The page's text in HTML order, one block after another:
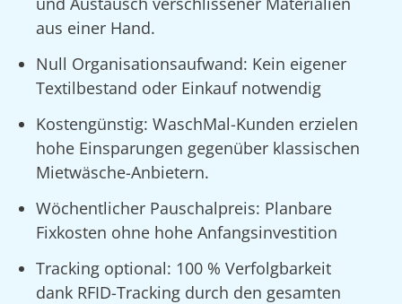
aus einer Hand.
Null Organisationsaufwand: Kein eigener
Textilbestand oder Einkauf notwendig
Kostengünstig: WaschMal-Kunden erzielen
hohe Einsparungen gegenüber klassischen
Mietwäsche-Anbietern.
Wöchentlicher Pauschalpreis: Planbare
Fixkosten ohne hohe Anfangsinvestition
Tracking optional: 100 % Verfolgbarkeit
dank RFID-Tracking durch den gesamten